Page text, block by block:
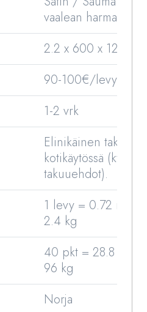
vaalean harmaa
2.2 x 600 x 1200
90-100€/levy
1-2 vrk
Elinikäinen takuu
kotikäytössä (kts.
takuuehdot).
1 levy = 0.72 m2 =
2.4 kg
40 pkt = 28.8 m2 =
96 kg
Norja